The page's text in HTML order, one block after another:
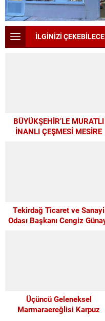
İLGİNİZİ
BÜYÜKŞEHİR’LE MURATLI
İNANLI ÇEŞMESİ MESİRE
Tekirdağ Ticaret ve Sanayi
Odası Başkanı Cengiz
Üçüncü Geleneksel
Marmaraereğlisi Karpuz